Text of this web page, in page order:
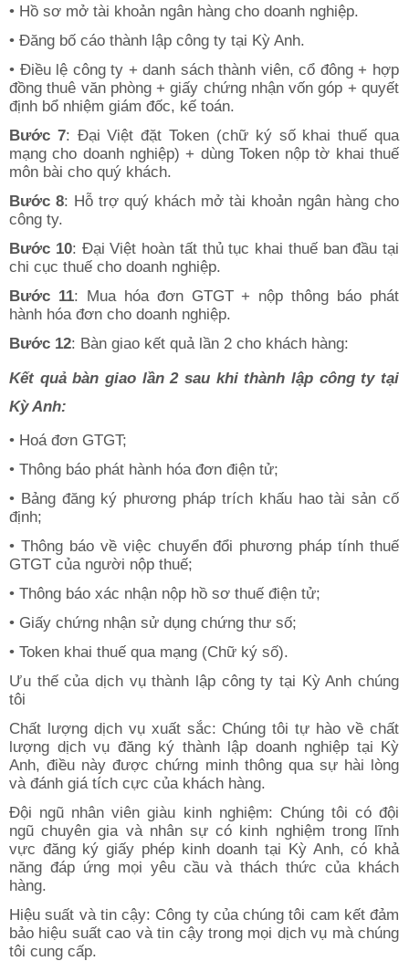
• Hồ sơ mở tài khoản ngân hàng cho doanh nghiệp.
• Đăng bố cáo thành lập công ty tại Kỳ Anh.
• Điều lệ công ty + danh sách thành viên, cổ đông + hợp
đồng thuê văn phòng + giấy chứng nhận vốn góp + quyết
định bổ nhiệm giám đốc, kế toán.
Bước 7: Đại Việt đặt Token (chữ ký số khai thuế qua
mạng cho doanh nghiệp) + dùng Token nộp tờ khai thuế
môn bài cho quý khách.
Bước 8: Hỗ trợ quý khách mở tài khoản ngân hàng cho
công ty.
Bước 10: Đại Việt hoàn tất thủ tục khai thuế ban đầu tại
chi cục thuế cho doanh nghiệp.
Bước 11: Mua hóa đơn GTGT + nộp thông báo phát
hành hóa đơn cho doanh nghiệp.
Bước 12: Bàn giao kết quả lần 2 cho khách hàng:
Kết quả bàn giao lần 2 sau khi thành lập công ty tại
Kỳ Anh:
• Hoá đơn GTGT;
• Thông báo phát hành hóa đơn điện tử;
• Bảng đăng ký phương pháp trích khấu hao tài sản cố
định;
• Thông báo về việc chuyển đổi phương pháp tính thuế
GTGT của người nộp thuế;
• Thông báo xác nhận nộp hồ sơ thuế điện tử;
• Giấy chứng nhận sử dụng chứng thư số;
• Token khai thuế qua mạng (Chữ ký số).
Ưu thế của dịch vụ thành lập công ty tại Kỳ Anh chúng
tôi
Chất lượng dịch vụ xuất sắc: Chúng tôi tự hào về chất
lượng dịch vụ đăng ký thành lập doanh nghiệp tại Kỳ
Anh, điều này được chứng minh thông qua sự hài lòng
và đánh giá tích cực của khách hàng.
Đội ngũ nhân viên giàu kinh nghiệm: Chúng tôi có đội
ngũ chuyên gia và nhân sự có kinh nghiệm trong lĩnh
vực đăng ký giấy phép kinh doanh tại Kỳ Anh, có khả
năng đáp ứng mọi yêu cầu và thách thức của khách
hàng.
Hiệu suất và tin cậy: Công ty của chúng tôi cam kết đảm
bảo hiệu suất cao và tin cậy trong mọi dịch vụ mà chúng
tôi cung cấp.